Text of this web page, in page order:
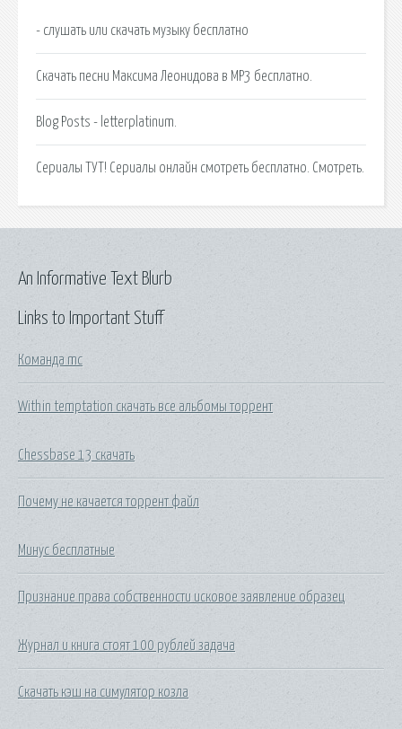
- слушать или скачать музыку бесплатно
Скачать песни Максима Леонидова в MP3 бесплатно.
Blog Posts - letterplatinum.
Сериалы ТУТ! Сериалы онлайн смотреть бесплатно. Смотреть.
Links to Important Stuff
Команда mc
Within temptation скачать все альбомы торрент
Chessbase 13 скачать
Почему не качается торрент файл
Минус бесплатные
Признание права собственности исковое заявление образец
Журнал и книга стоят 100 рублей задача
Скачать кэш на симулятор козла
An Informative Text Blurb